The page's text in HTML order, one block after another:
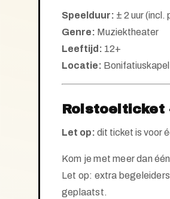
Speelduur: ± 2 uur (incl.
Genre: Muziektheater
Leeftijd: 12+
Locatie:
Rolstoelticket
Let op: dit ticket is voor
Kom je met meer dan
Let op: extra
geplaatst.